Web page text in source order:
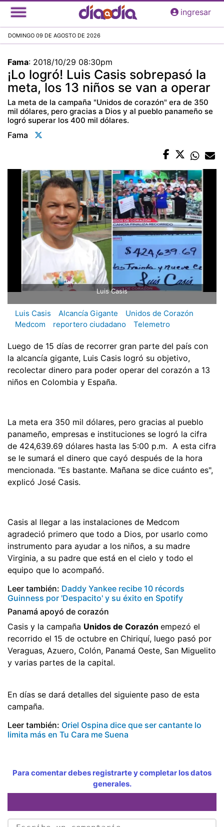
Pasar
al
principal
ingresar
DOMINGO 09 DE AGOSTO DE 2026
Fama: 2018/10/29 08:30pm
¡Lo logró! Luis Casis sobrepasó la
meta, los 13 niños se van a operar
La meta de la campaña "Unidos de corazón" era de 350
mil dólares, pero gracias a Dios y al pueblo panameño se
logró superar los 400 mil dólares.
Fama
Luis Casis
Luis Casis Alcancía Gigante
Unidos de Corazón
Medcom
reportero ciudadano Telemetro
Luego de 15 días de recorrer gran parte del país con
la alcancía gigante, Luis Casis logró su objetivo,
recolectar dinero para poder operar del corazón a 13
niños en Colombia y España.
La meta era 350 mil dólares, pero gracias al pueblo
panameño, empresas e instituciones se logró la cifra
de 424,639.69 dólares hasta las 5:00 p.m. A esta cifra
se le sumará el dinero que cayó después de la hora
mencionada. "Es bastante. Mañana se dice cuánto es",
explicó José Casis.
Casis al llegar a las instalaciones de Medcom
agradeció primero que todo a Dios, por usarlo como
instrumento para ayudar a los niños, a su madre
Virginia, a su padre que está en el cielo y todo el
equipo que lo acompañó.
Leer también: Daddy Yankee recibe 10 récords
Guinness por 'Despacito' y su éxito en Spotify
Panamá apoyó de corazón
Casis y la campaña Unidos de Corazón empezó el
recorrido el 15 de octubre en Chiriquí, luego pasó por
Veraguas, Azuero, Colón, Panamá Oeste, San Miguelito
y varias partes de la capital.
En días se dará detalles del siguiente paso de esta
campaña.
Leer también: Oriel Ospina dice que ser cantante lo
limita más en Tu Cara me Suena
Para comentar debes registrarte y completar los datos
generales.